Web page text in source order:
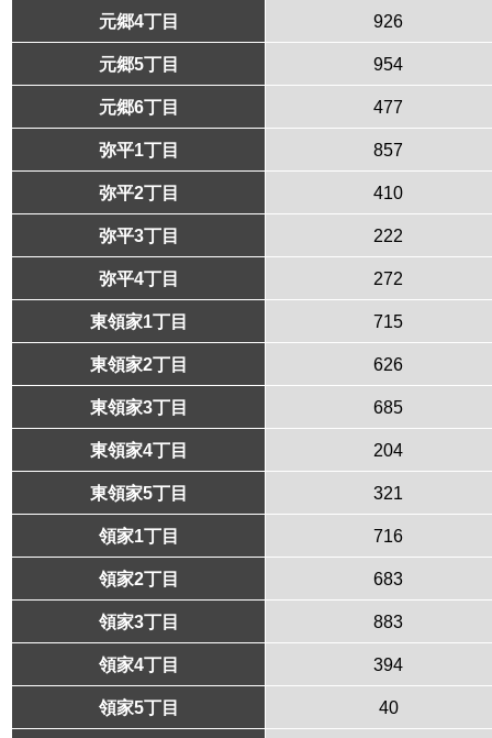
元郷4丁目 926
元郷5丁目 954
元郷6丁目 477
弥平1丁目 857
弥平2丁目 410
弥平3丁目 222
弥平4丁目 272
東領家1丁目 715
東領家2丁目 626
東領家3丁目 685
東領家4丁目 204
東領家5丁目 321
領家1丁目 716
領家2丁目 683
領家3丁目 883
領家4丁目 394
領家5丁目 40